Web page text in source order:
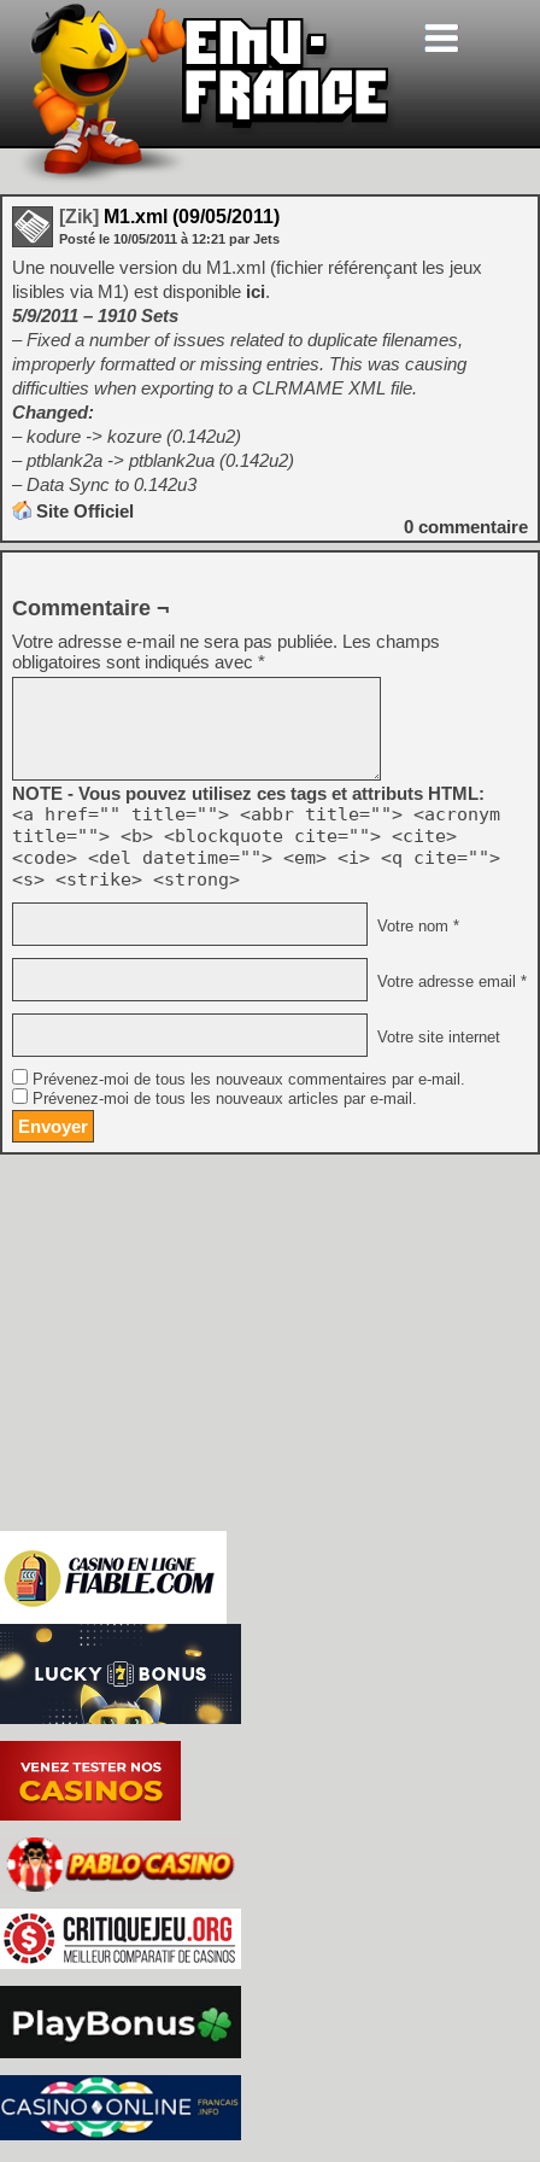
[Zik] M1.xml (09/05/2011)
Posté le 10/05/2011 à 12:21 par Jets
Une nouvelle version du M1.xml (fichier référençant les jeux
lisibles via M1) est disponible ici.
5/9/2011 – 1910 Sets
– Fixed a number of issues related to duplicate filenames,
improperly formatted or missing entries. This was causing
difficulties when exporting to a CLRMAME XML file.
Changed:
– kodure -> kozure (0.142u2)
– ptblank2a -> ptblank2ua (0.142u2)
– Data Sync to 0.142u3
Site Officiel
0 commentaire
Commentaire ¬
Votre adresse e-mail ne sera pas publiée. Les champs
obligatoires sont indiqués avec *
NOTE - Vous pouvez utilisez ces tags et attributs HTML:
<a href="" title=""> <abbr title=""> <acronym
title=""> <b> <blockquote cite=""> <cite>
<code> <del datetime=""> <em> <i> <q cite="">
<s> <strike> <strong>
Votre nom *
Votre adresse email *
Votre site internet
Prévenez-moi de tous les nouveaux commentaires par e-mail.
Prévenez-moi de tous les nouveaux articles par e-mail.